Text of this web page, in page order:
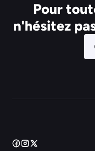
Pour
n'hésitez